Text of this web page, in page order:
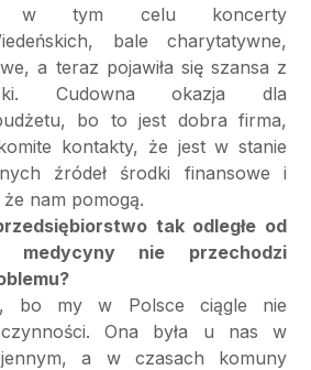
w tym celu koncerty
bale charytatywne,
a teraz pojawiła się szansa z
Cudowna okazja dla
bo to jest dobra firma,
kontakty, że jest w stanie
źródeł środki finansowe i
nam pomogą.
tak odległe od
medycyny nie przechodzi
bo my w Polsce ciągle nie
Ona była u nas w
a w czasach komuny